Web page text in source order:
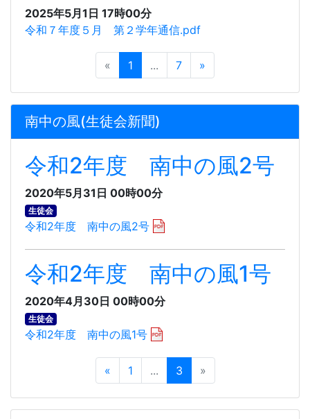
2025年5月1日 17時00分
令和７年度５月 第２学年通信.pdf
« 1 ... 7 »
南中の風(生徒会新聞)
令和2年度 南中の風2号
2020年5月31日 00時00分
生徒会
令和2年度 南中の風2号
令和2年度 南中の風1号
2020年4月30日 00時00分
生徒会
令和2年度 南中の風1号
« 1 ... 3 »